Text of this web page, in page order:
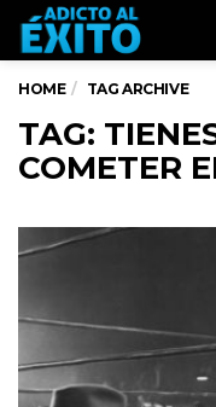
HOME TAG ARCHIVE
TAG:
COMETER